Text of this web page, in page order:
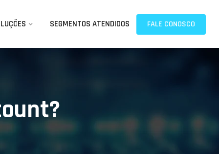
SEGMENTOS ATENDIDOS FALE CONOSCO